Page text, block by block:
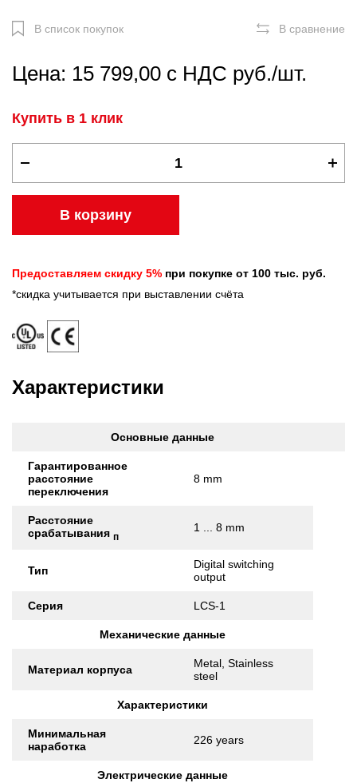
В список покупок В сравнение
Цена: 15 799,00 с НДС руб./шт.
Купить в 1 клик
В корзину
Предоставляем скидку 5% при покупке от 100 тыс. руб.
*скидка учитывается при выставлении счёта
Характеристики
Основные данные
Гарантированное
расстояние
переключения
8 mm
Расстояние
срабатывания п
1 ... 8 mm
Тип
Digital switching
output
Серия LCS-1
Механические данные
Материал корпуса
Metal, Stainless
steel
Характеристики
Минимальная
наработка
226 years
Электрические данные